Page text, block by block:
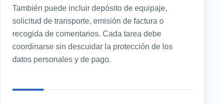
También puede incluir depósito de equipaje,
solicitud de transporte, emisión de factura o
recogida de comentarios. Cada tarea debe
coordinarse sin descuidar la protección de los
datos personales y de pago.